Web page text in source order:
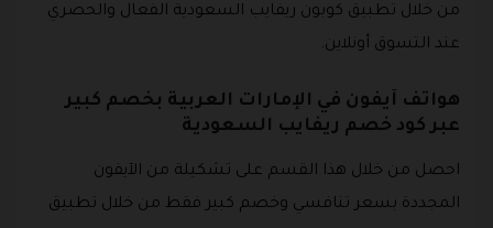
من خلال تطبيق كوبون ريفايب السعودية الفعال والحصري
عند التسوق أونلاين.
هواتف آيفون في الإمارات العربية بخصم كبير
عبر كود خصم ريفايب السعودية
احصل من خلال هذا القسم على تشكيلة من الآيفون
المجددة بسعر تنافسي وخصم كبير فقط من خلال تطبيق